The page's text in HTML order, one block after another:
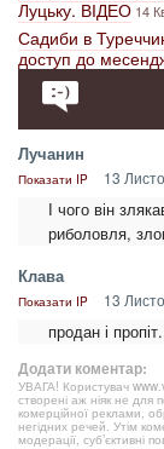
Луцьку. ВІДЕО 14
Садиби в
доступ до
Лучанин
Показати IP 13
І чого він
риболовля,
Клава
Показати IP 13
продан і
Додати коментар:
УВАГА! Користувач
створені аж ніяк не для
комерційної реклами,
негідних речей. Утім
модерації, суб’єктивні